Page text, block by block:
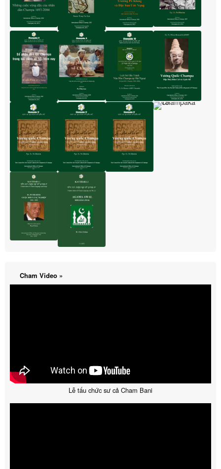
Cham Video »
Lễ tấu chức sư cả Cham Bani